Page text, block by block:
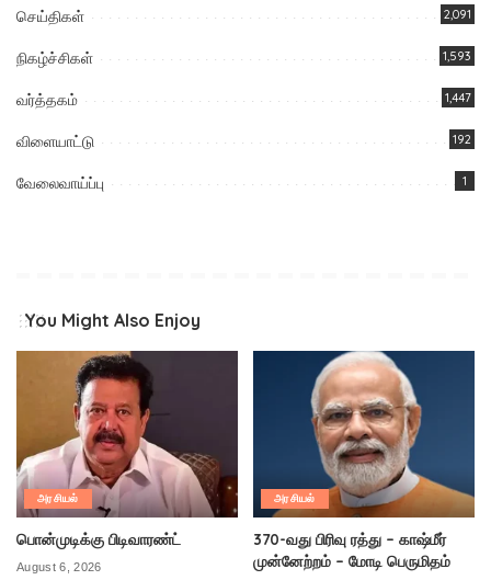
செய்திகள் 2,091
நிகழ்ச்சிகள் 1,593
வர்த்தகம் 1,447
விளையாட்டு 192
வேலைவாய்ப்பு 1
You Might Also Enjoy
அரசியல்
பொன்முடிக்கு பிடிவாரண்ட்
August 6, 2026
அரசியல்
370-வது பிரிவு ரத்து – காஷ்மீர்
முன்னேற்றம் – மோடி பெருமிதம்